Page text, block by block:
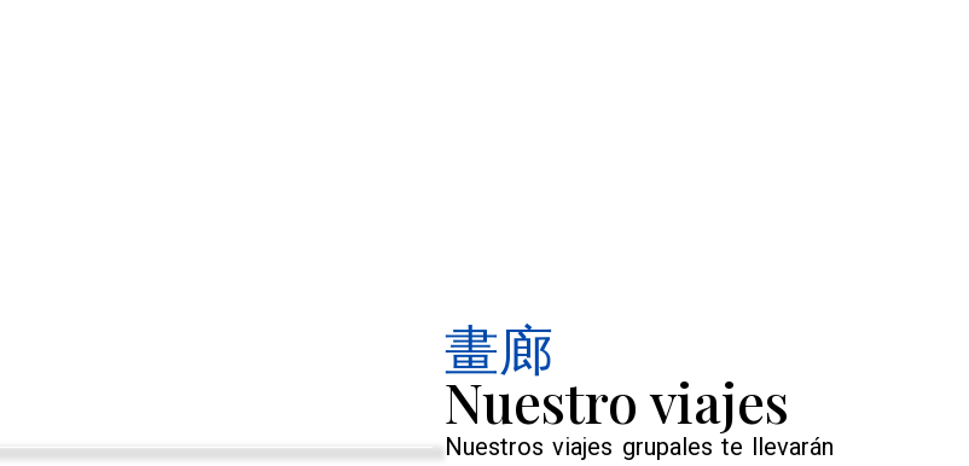
畫廊
Nuestro viajes
Nuestros viajes grupales te llevarán